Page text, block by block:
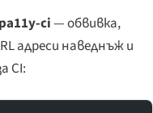
pa11y-ci— обвивка,
адреси наведнъж и
CI: